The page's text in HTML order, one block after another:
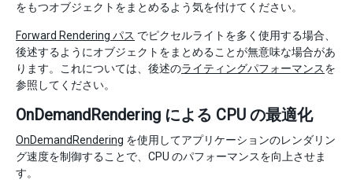
をもつオブジェクトをまとめるよう気を付けてください。
Forward Rendering パス でピクセルライトを多く使用する場合、
後述するようにオブジェクトをまとめることが無意味な場合があ
ります。これについては、後述のライティングパフォーマンスを
参照してください。
OnDemandRendering による CPU の最適化
OnDemandRendering を使用してアプリケーションのレンダリン
グ速度を制御することで、CPU のパフォーマンスを向上させま
す。